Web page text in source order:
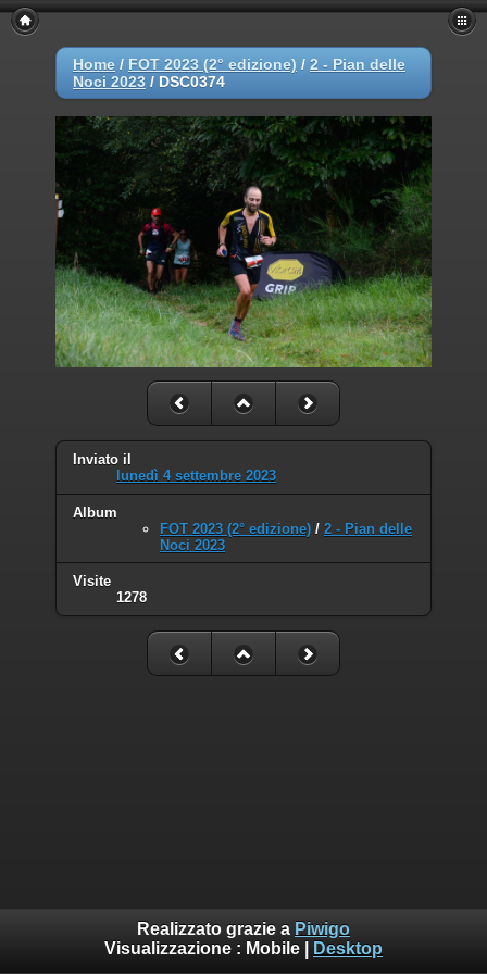
Home / FOT 2023 (2° edizione) / 2 - Pian delle
Noci 2023 / DSC0374
Inviato il
lunedì 4 settembre 2023
Album
FOT 2023 (2° edizione) / 2 - Pian delle
Noci 2023
Visite
1278
Realizzato grazie a Piwigo
Visualizzazione : Mobile Desktop